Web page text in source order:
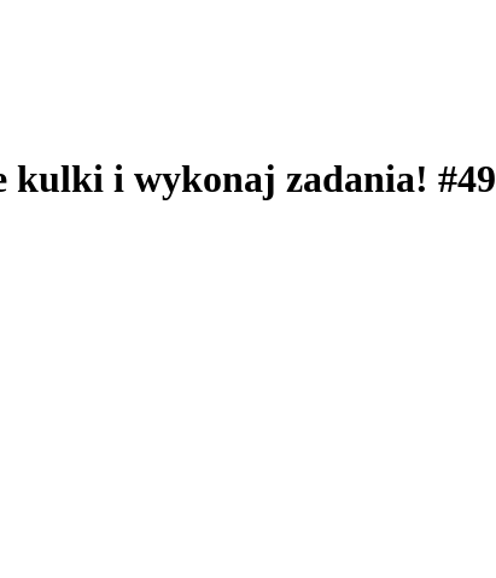
kulki i wykonaj zadania! #49